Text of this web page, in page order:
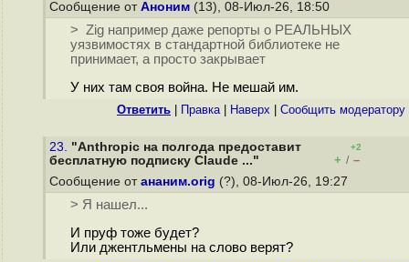
Сообщение от Аноним (13), 08-Июл-26, 18:50
> Zig например даже репорты о РЕАЛЬНЫХ
уязвимостях в стандартной библиотеке не
принимает, а просто закрывает
У них там своя война. Не мешай им.
Ответить Правка| Наверх Cообщить модератору
23. "Anthropic на полгода предоставит
бесплатную подписку Claude ..."
+2
+ / –
Сообщение от ананим.orig (?), 08-Июл-26, 19:27
> Я нашел...
И пруф тоже будет?
Или джентльмены на слово верят?